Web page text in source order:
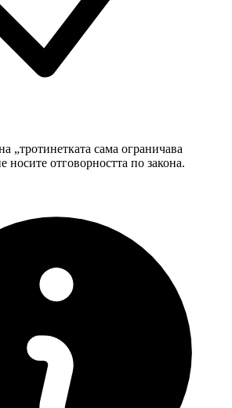
„тротинетката сама ограничава
носите отговорността по закона.